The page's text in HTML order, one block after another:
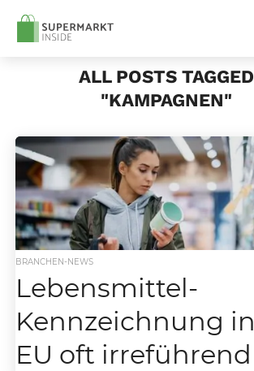
ALL POSTS TAGGED
"KAMPAGNEN"
BRANCHEN-NEWS
Lebensmittel-
Kennzeichnung
EU oft irreführend